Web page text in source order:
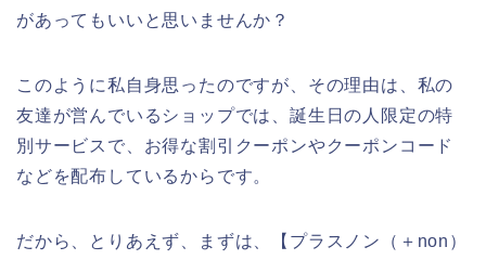
があってもいいと思いませんか？
このように私自身思ったのですが、その理由は、私の
友達が営んでいるショップでは、誕生日の人限定の特
別サービスで、お得な割引クーポンやクーポンコード
などを配布しているからです。
だから、とりあえず、まずは、【プラスノン（＋non）